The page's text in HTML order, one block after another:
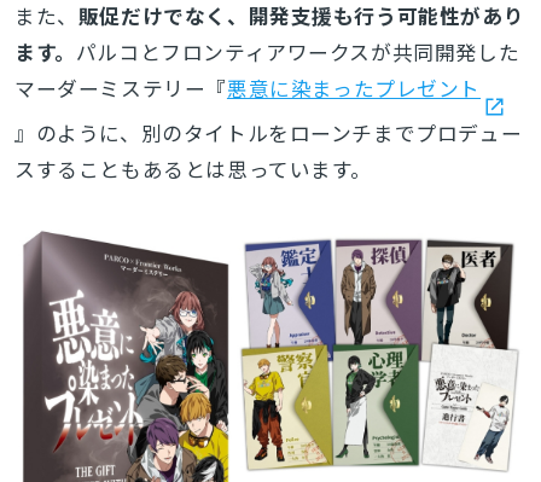
また、 販促だけでなく、開発支援も行う可能性があり
ます。 パルコとフロンティアワークスが共同開発した
マーダーミステリー『悪意に染まったプレゼント
』のように、別のタイトルをローンチまでプロデュー
スすることもあるとは思っています。